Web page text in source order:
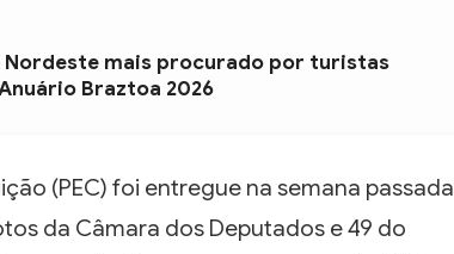
Nordeste mais procurado por turistas
Braztoa 2026
(PEC) foi entregue na semana passada
da Câmara dos Deputados e 49 do